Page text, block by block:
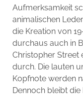
Aufmerksamkeit
animalischen
die Kreation von
durchaus auch in
Christopher Street
durch. Die lauten
Kopfnote werden
Dennoch bleibt